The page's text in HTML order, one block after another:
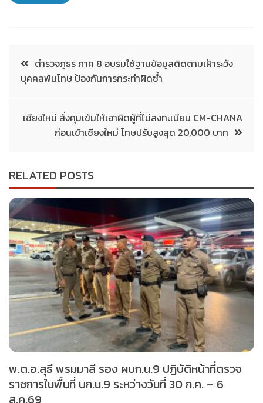
ตำรวจภูธร ภาค 8 อบรมใช้ฐานข้อมูลติดตามเฝ้าระวัง
บุคคลพ้นโทษ ป้องกันการกระทำผิดซ้ำ
เชียงใหม่ สั่งคุมเข้มให้เอาผิดผู้ที่ไม่ลงทะเบียน CM-CHANA
ก่อนเข้าเชียงใหม่ โทษปรับสูงสุด 20,000 บาท
RELATED POSTS
พ.ต.อ.สุธี พรมมาลี รอง ผบก.น.9 ปฏิบัติหน้าที่ตรวจ
ราชการในพื้นที่ บก.น.9 ระหว่างวันที่ 30 ก.ค. – 6
ส.ค.69